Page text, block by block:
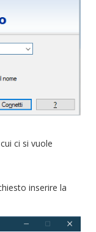
ci si vuole
inserire la